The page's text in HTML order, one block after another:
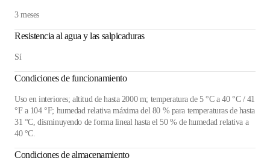
3 meses
Resistencia al agua y las salpicaduras
Sí
Condiciones de funcionamiento
Uso en interiores; altitud de hasta 2000 m; temperatura de 5 °C a 40 °C / 41
°F a 104 °F; humedad relativa máxima del 80 % para temperaturas de hasta
31 °C, disminuyendo de forma lineal hasta el 50 % de humedad relativa a
40 °C.
Condiciones de almacenamiento